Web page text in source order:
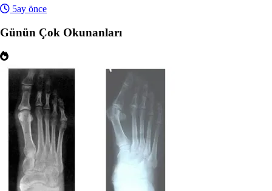
5ay önce
Günün Çok Okunanları